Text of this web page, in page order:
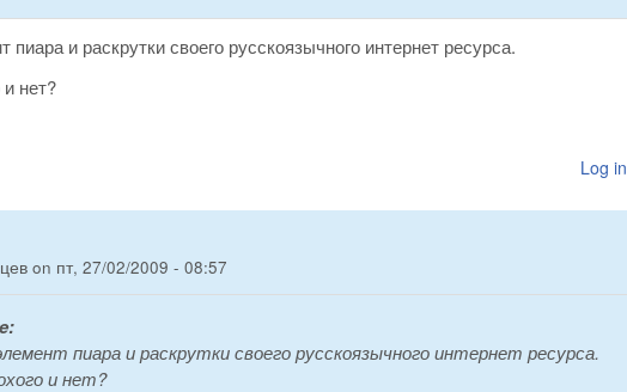
и раскрутки своего русскоязычного интернет ресурса.
нет?
Log in
on пт, 27/02/2009 - 08:57
пиара и раскрутки своего русскоязычного интернет ресурса.
и нет?